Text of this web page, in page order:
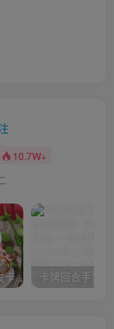
10.7W+
卡